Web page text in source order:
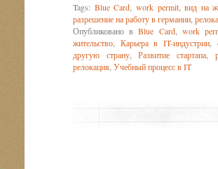
Tags: Blue Card work permit,вид на
разрешение на работу в германии
Опубликовано вBlue Card, work
жительство
Карьера в IT-индустрии,
другую страну,Развитие стартапа,
релокация Учебный процесс в IT